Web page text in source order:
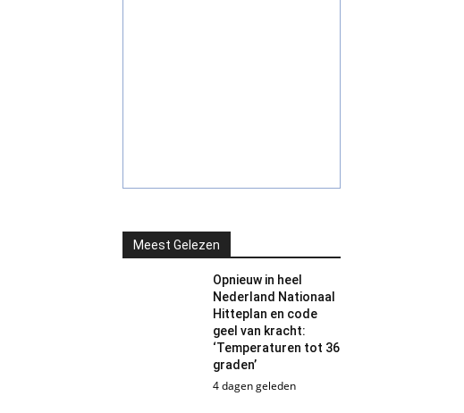
Meest Gelezen
Opnieuw in heel
Nederland Nationaal
Hitteplan en code
geel van kracht:
‘Temperaturen tot 36
graden’
4 dagen geleden